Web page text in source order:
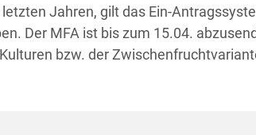
Jahren, gilt das Ein-
Der MFA ist bis zum 15.04.
bzw. der